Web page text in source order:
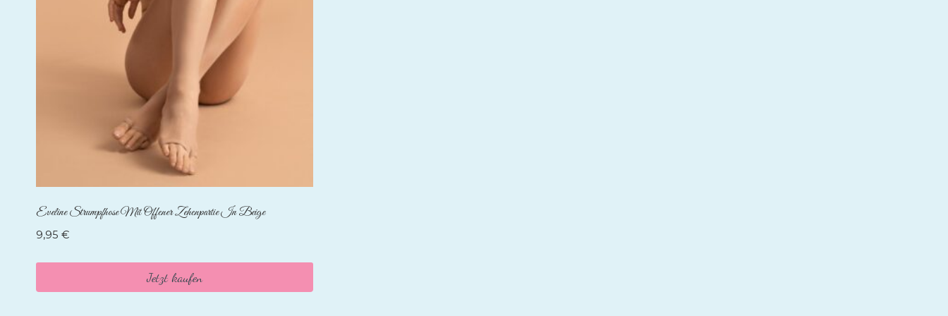
Eveline Strumpfhose Mit Offener Zehenpartie In Beige
9,95 €
Jetzt kaufen